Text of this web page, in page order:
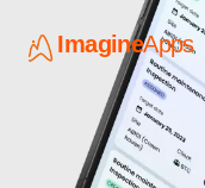
ImagineApps